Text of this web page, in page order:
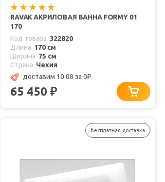
RAVAK АКРИЛОВАЯ ВАННА FORMY 01
170
Код товара 322820
Длина 170 см
Ширина 75 см
Страна Чехия
доставим 10.08 за 0₽
65 450 ₽
бесплатная доставка